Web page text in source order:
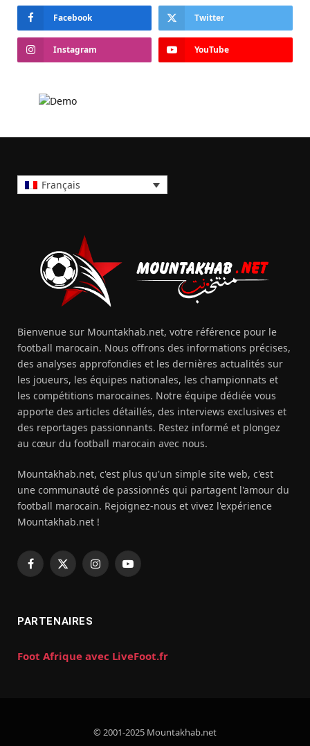
Facebook Twitter
Instagram YouTube
Français
Bienvenue sur Mountakhab.net, votre référence pour le
football marocain. Nous offrons des informations précises,
des analyses approfondies et les dernières actualités sur
les joueurs, les équipes nationales, les championnats et
les compétitions marocaines. Notre équipe dédiée vous
apporte des articles détaillés, des interviews exclusives et
des reportages passionnants. Restez informé et plongez
au cœur du football marocain avec nous.
Mountakhab.net, c'est plus qu'un simple site web, c'est
une communauté de passionnés qui partagent l'amour du
football marocain. Rejoignez-nous et vivez l'expérience
Mountakhab.net !
Facebook
X
InstagramYouTube
PARTENAIRES
Foot Afrique avec LiveFoot.fr
© 2001-2025 Mountakhab.net